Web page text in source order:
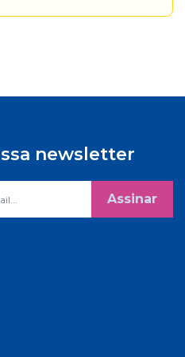
newsletter
Assinar